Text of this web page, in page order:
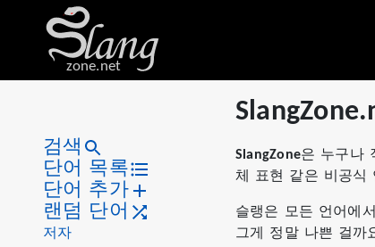
zone.net
검색
단어 목록
단어 추가
랜덤 단어
저자
SlangZone은 누구나
체 표현 같은 비공식
슬랭은 모든 언어에
그게 정말 나쁜 걸까